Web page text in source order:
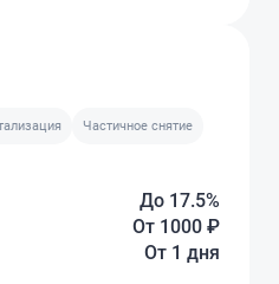
Частичное снятие
До 17.5%
От 1000 ₽
От 1 дня